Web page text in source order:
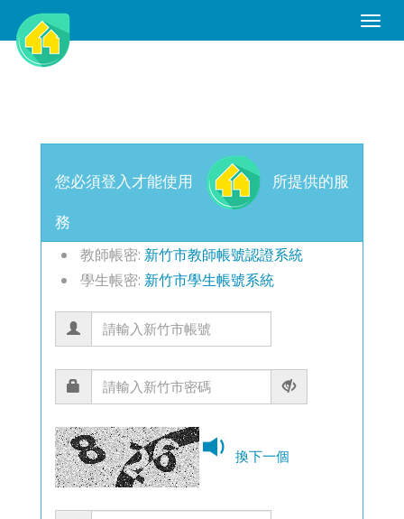
Toggle
您必須登入才能使用
所提供的服
務
教師帳密: 新竹市教師帳號認證系統
學生帳密: 新竹市學生帳號系統
換下一個